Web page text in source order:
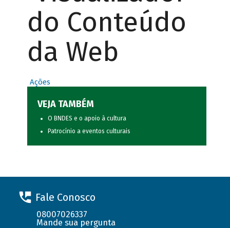
do Conteúdo
da Web
Ações
VEJA TAMBÉM
O BNDES e o apoio à cultura
Patrocínio a eventos culturais
Fale Conosco
08007026337
Mande sua pergunta